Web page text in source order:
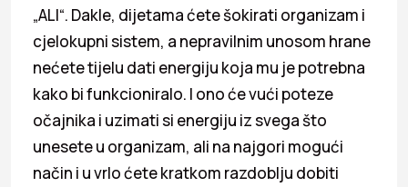
„ALI“. Dakle, dijetama ćete šokirati organizam i
cjelokupni sistem, a nepravilnim unosom hrane
nećete tijelu dati energiju koja mu je potrebna
kako bi funkcioniralo. I ono će vući poteze
očajnika i uzimati si energiju iz svega što
unesete u organizam, ali na najgori mogući
način i u vrlo ćete kratkom razdoblju dobiti